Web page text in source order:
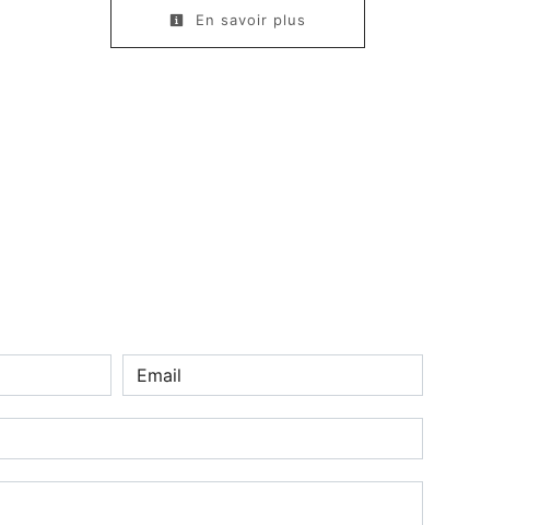
En savoir plus